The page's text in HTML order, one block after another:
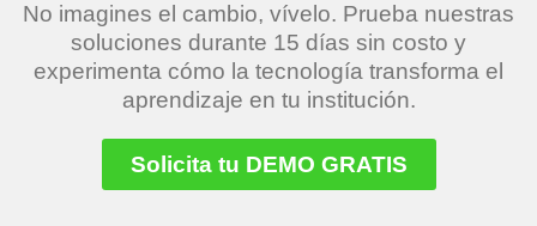
No imagines el cambio, vívelo. Prueba nuestras
soluciones durante 15 días sin costo y
experimenta cómo la tecnología transforma el
aprendizaje en tu institución.
Solicita tu DEMO GRATIS